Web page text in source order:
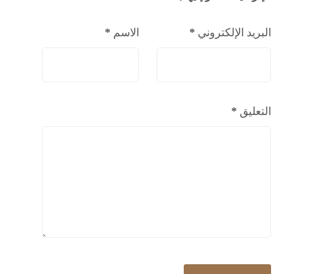
الاسم * البريد الإلكتروني *
التعليق *